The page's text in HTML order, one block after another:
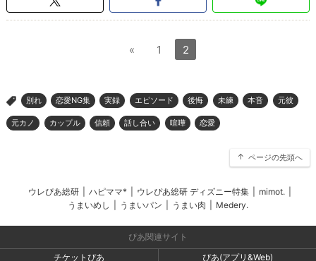
« 1 2
> 別れ 恋愛NG集 実録 エピソード 後悔 未練 本音 元彼
元カノ カップル 信頼 話し合い 喧嘩 恋愛
ページの先頭へ
ウレぴあ総研 ハピママ* ウレぴあ総研 ディズニー特集 mimot.
うまいめし
うまいパン うまい肉 Medery.
ぴあ関連サイト
チケットぴあ
ぴあ(アプリ&Web)